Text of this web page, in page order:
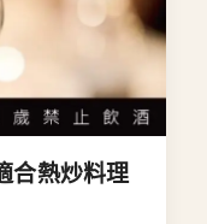
合熱炒料理